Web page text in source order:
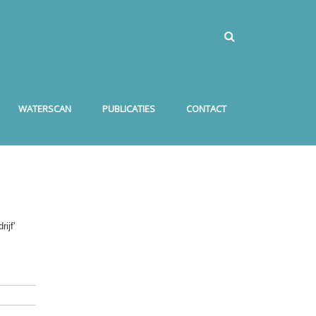
WATERSCAN PUBLICATIES CONTACT